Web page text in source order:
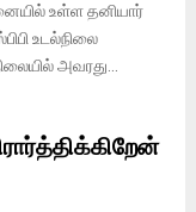
உள்ள தனியார்
உடல்நிலை
அவரது...